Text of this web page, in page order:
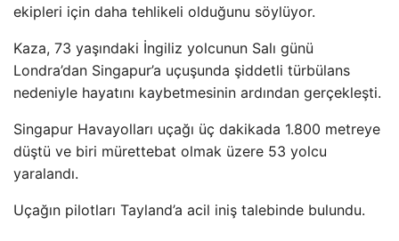
ekipleri için daha tehlikeli olduğunu söylüyor.
Kaza, 73 yaşındaki İngiliz yolcunun Salı günü
Londra’dan Singapur’a uçuşunda şiddetli türbülans
nedeniyle hayatını kaybetmesinin ardından gerçekleşti.
Singapur Havayolları uçağı üç dakikada 1.800 metreye
düştü ve biri mürettebat olmak üzere 53 yolcu
yaralandı.
Uçağın pilotları Tayland’a acil iniş talebinde bulundu.